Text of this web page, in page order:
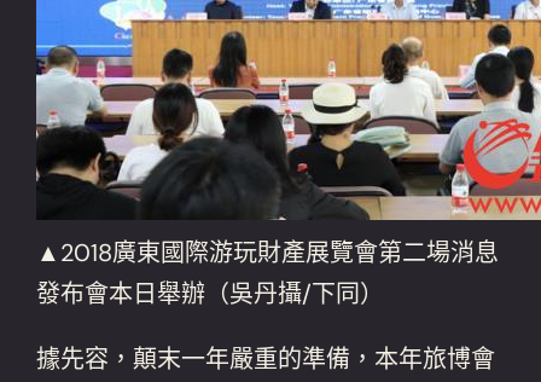
▲2018廣東國際游玩財產展覽會第二場消息
發布會本日舉辦（吳丹攝/下同）
據先容，顛末一年嚴重的準備，本年旅博會